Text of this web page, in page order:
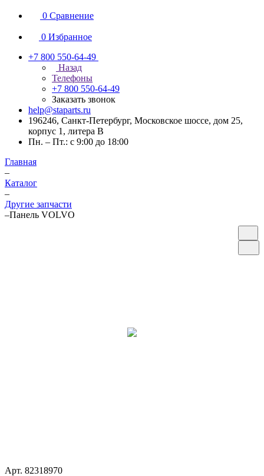
0 Сравнение
0 Избранное
+7 800 550-64-49
Назад
Телефоны
+7 800 550-64-49
Заказать звонок
help@staparts.ru
196246, Санкт-Петербург, Московское шоссе, дом 25,
корпус 1, литера В
Пн. – Пт.: с 9:00 до 18:00
Главная
–
Каталог
–
Другие запчасти
–Панель VOLVO
Арт. 82318970